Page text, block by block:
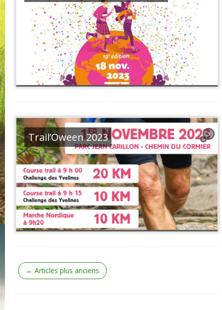
3
Trail’Oween 2023
← Articles plus anciens